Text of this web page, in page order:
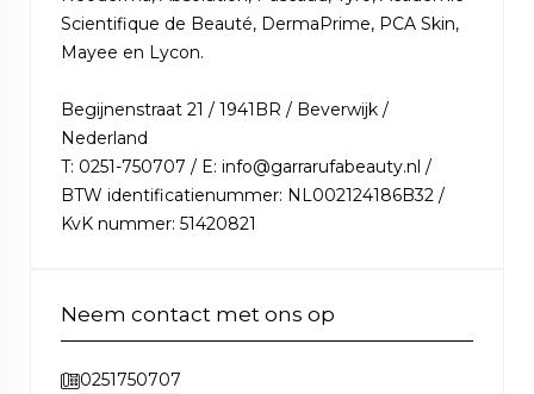
Scientifique de Beauté, DermaPrime, PCA Skin,
Mayee en Lycon.
Begijnenstraat 21 / 1941BR / Beverwijk /
Nederland
T: 0251-750707 / E: info@garrarufabeauty.nl /
BTW identificatienummer: NL002124186B32 /
KvK nummer: 51420821
Neem contact met ons op
0251750707